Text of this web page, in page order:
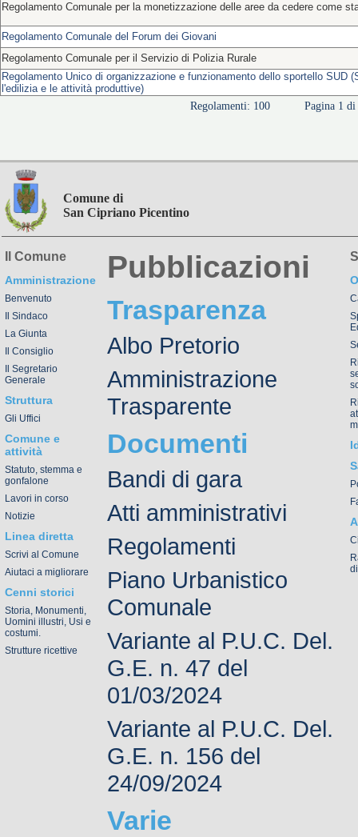
Regolamento Comunale per la monetizzazione delle aree da cedere come
Regolamento Comunale del Forum dei Giovani
Regolamento Comunale per il Servizio di Polizia Rurale
Regolamento Unico di organizzazione e funzionamento dello sportello SUD
l'edilizia e le attività produttive)
Regolamenti: 100
Pagina 1 di
Comune di
San Cipriano Picentino
Il Comune
Amministrazione
Benvenuto
Il Sindaco
La Giunta
Il Consiglio
Il Segretario
Generale
Struttura
Gli Uffici
Comune e
attività
Statuto, stemma e
gonfalone
Lavori in corso
Notizie
Linea diretta
Scrivi al Comune
Aiutaci a migliorare
Cenni storici
Storia, Monumenti,
Uomini illustri, Usi e
costumi.
Strutture ricettive
Pubblicazioni
Trasparenza
Albo Pretorio
Amministrazione
Trasparente
Documenti
Bandi di gara
Atti amministrativi
Regolamenti
Piano Urbanistico
Comunale
Variante al P.U.C. Del.
G.E. n. 47 del
01/03/2024
Variante al P.U.C. Del.
G.E. n. 156 del
24/09/2024
Varie